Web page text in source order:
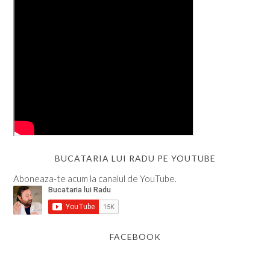
BUCATARIA LUI RADU PE YOUTUBE
Aboneaza-te acum la canalul de YouTube.
FACEBOOK